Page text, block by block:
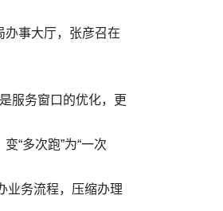
办事大厅，张彦召在
服务窗口的优化，更
“多次跑”为“一次
业务流程，压缩办理